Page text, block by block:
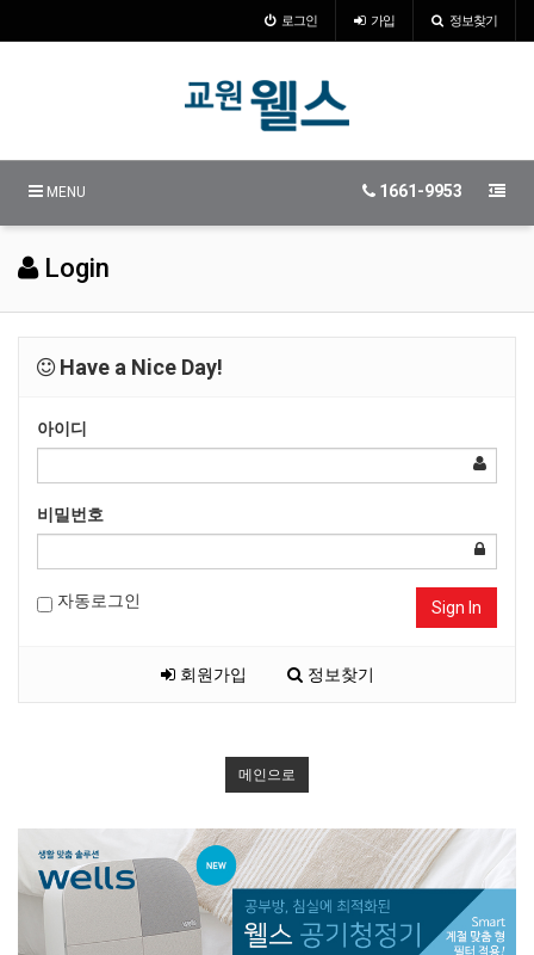
로그인 가입 정보찾기
MENU 1661-9953
Login
Have a Nice Day!
아이디
비밀번호
자동로그인 Sign In
회원가입 정보찾기
메인으로